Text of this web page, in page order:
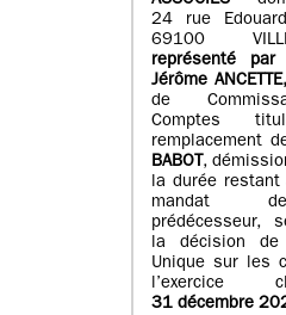
24 rue
69100
représenté par
Jérôme ANCETTE,
de
Comptes
remplacement
BABOT,
la durée restant
mandat
prédécesseur,
la décision de
Unique sur les
31 décembre